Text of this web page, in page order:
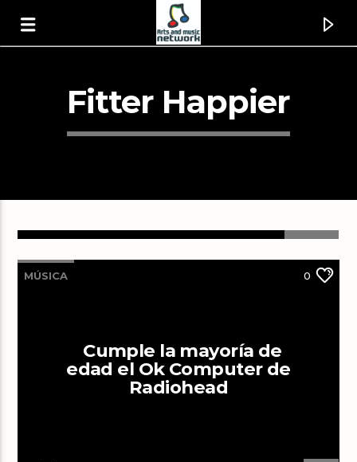
Real McCoy
Fitter Happier
MÚSICA 0
Cumple la mayoría de
edad el Ok Computer de
Radiohead